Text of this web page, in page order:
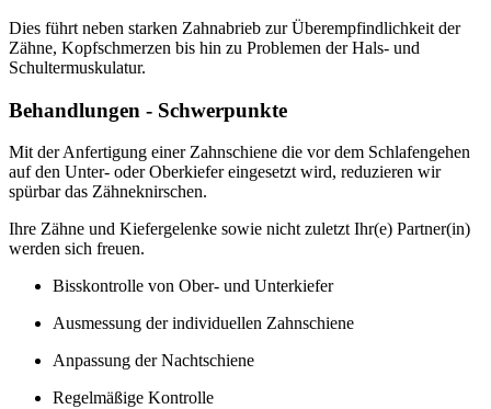
Dies führt neben starken Zahnabrieb zur Überempfindlichkeit der
Zähne, Kopfschmerzen bis hin zu Problemen der Hals- und
Schultermuskulatur.
Behandlungen - Schwerpunkte
Mit der Anfertigung einer Zahnschiene die vor dem Schlafengehen
auf den Unter- oder Oberkiefer eingesetzt wird, reduzieren wir
spürbar das Zähneknirschen.
Ihre Zähne und Kiefergelenke sowie nicht zuletzt Ihr(e) Partner(in)
werden sich freuen.
Bisskontrolle von Ober- und Unterkiefer
Ausmessung der individuellen Zahnschiene
Anpassung der Nachtschiene
Regelmäßige Kontrolle